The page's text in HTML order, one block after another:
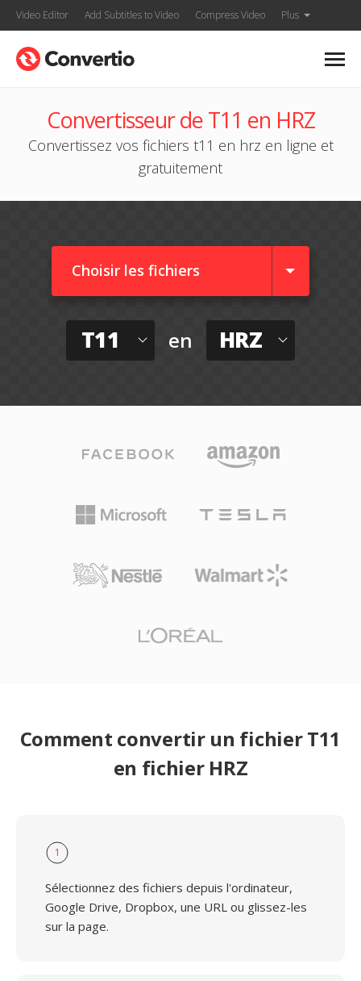
Video Editor Add Subtitles to Video Compress Video Plus
Convertisseur de T11 en HRZ
Convertissez vos fichiers t11 en hrz en ligne et
gratuitement
Choisir les fichiers
T11 en HRZ
Comment convertir un fichier T11
en fichier HRZ
1
Sélectionnez des fichiers depuis l'ordinateur,
Google Drive, Dropbox, une URL ou glissez-les
sur la page.